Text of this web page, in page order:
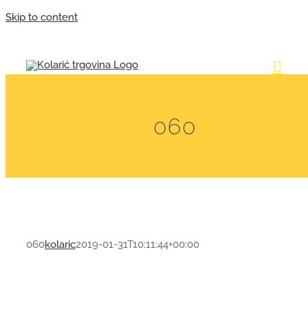
Skip to content
060
060kolaric2019-01-31T10:11:44+00:00